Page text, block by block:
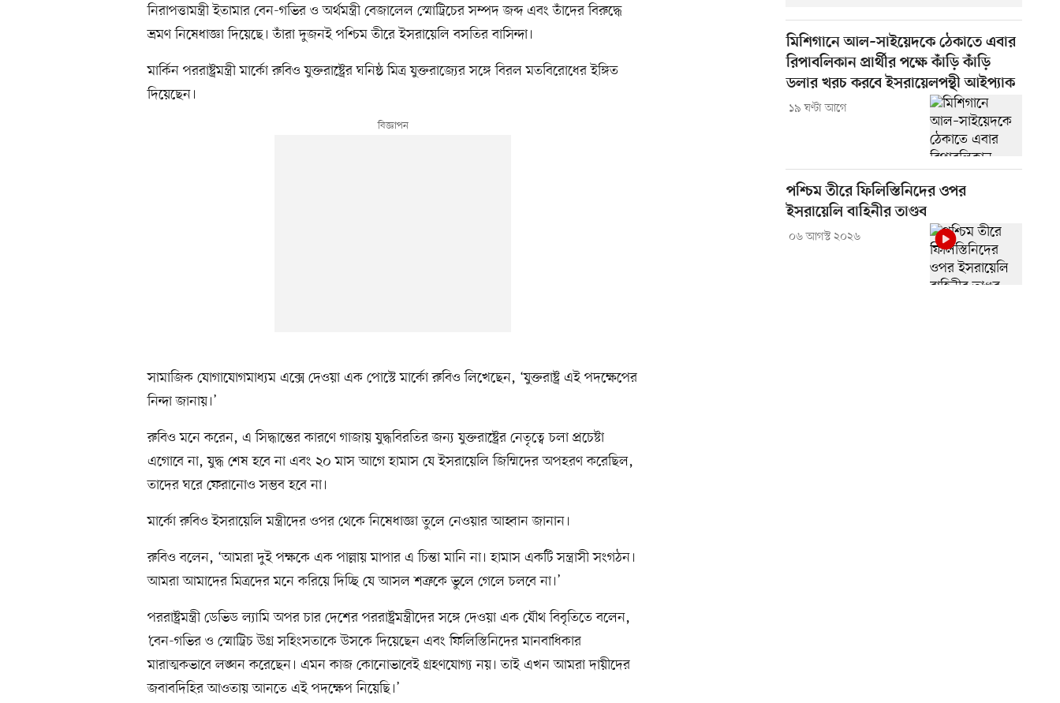
নিরাপত্তামন্ত্রী ইতামার বেন-গভির ও অর্থমন্ত্রী বেজালেল স্মোট্রিচের সম্পদ জব্দ এবং তাঁদের বিরুদ্ধে
ভ্রমণ নিষেধাজ্ঞা দিয়েছে। তাঁরা দুজনই পশ্চিম তীরে ইসরায়েলি বসতির বাসিন্দা।
মার্কিন পররাষ্ট্রমন্ত্রী মার্কো রুবিও যুক্তরাষ্ট্রের ঘনিষ্ঠ মিত্র যুক্তরাজ্যের সঙ্গে বিরল মতবিরোধের ইঙ্গিত
দিয়েছেন।
সামাজিক যোগাযোগমাধ্যম এক্সে দেওয়া এক পোস্টে মার্কো রুবিও লিখেছেন, ‘যুক্তরাষ্ট্র এই পদক্ষেপের
নিন্দা জানায়।’
রুবিও মনে করেন, এ সিদ্ধান্তের কারণে গাজায় যুদ্ধবিরতির জন্য যুক্তরাষ্ট্রের নেতৃত্বে চলা প্রচেষ্টা
এগোবে না, যুদ্ধ শেষ হবে না এবং ২০ মাস আগে হামাস যে ইসরায়েলি জিম্মিদের অপহরণ করেছিল,
তাদের ঘরে ফেরানোও সম্ভব হবে না।
মার্কো রুবিও ইসরায়েলি মন্ত্রীদের ওপর থেকে নিষেধাজ্ঞা তুলে নেওয়ার আহ্বান জানান।
রুবিও বলেন, ‘আমরা দুই পক্ষকে এক পাল্লায় মাপার এ চিন্তা মানি না। হামাস একটি সন্ত্রাসী সংগঠন।
আমরা আমাদের মিত্রদের মনে করিয়ে দিচ্ছি যে আসল শত্রুকে ভুলে গেলে চলবে না।’
পররাষ্ট্রমন্ত্রী ডেভিড ল্যামি অপর চার দেশের পররাষ্ট্রমন্ত্রীদের সঙ্গে দেওয়া এক যৌথ বিবৃতিতে বলেন,
‘বেন-গভির ও স্মোট্রিচ উগ্র সহিংসতাকে উসকে দিয়েছেন এবং ফিলিস্তিনিদের মানবাধিকার
মারাত্মকভাবে লঙ্ঘন করেছেন। এমন কাজ কোনোভাবেই গ্রহণযোগ্য নয়। তাই এখন আমরা দায়ীদের
জবাবদিহির আওতায় আনতে এই পদক্ষেপ নিয়েছি।’
মিশিগানে আল–সাইয়েদকে ঠেকাতে এবার
রিপাবলিকান প্রার্থীর পক্ষে কাঁড়ি কাঁড়ি
ডলার খরচ করবে ইসরায়েলপন্থী আইপ্যাক
১৯ ঘণ্টা আগে
পশ্চিম তীরে ফিলিস্তিনিদের ওপর
ইসরায়েলি বাহিনীর তাণ্ডব
০৬ আগস্ট ২০২৬